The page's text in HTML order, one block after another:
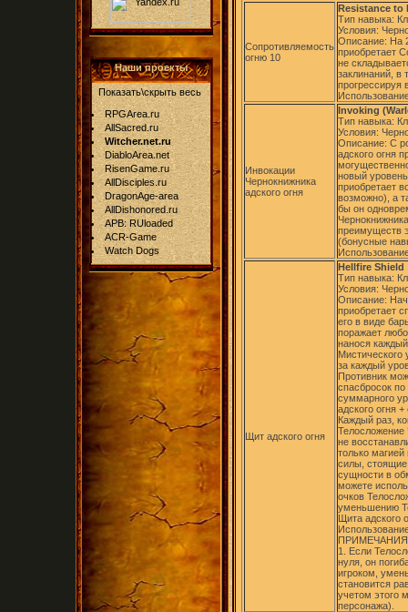
Наши проекты
Показать\скрыть весь
RPGArea.ru
AllSacred.ru
Witcher.net.ru
DiabloArea.net
RisenGame.ru
AllDisciples.ru
DragonAge-area
AllDishonored.ru
APB: RUloaded
ACR-Game
Watch Dogs
Сопротивляемость
огню 10
Resistance to
Тип навыка:
Условия:
Описание: На
приобретает
не
заклинаний, в
прогрессируя
Инвокации
Чернокнижника
адского огня
Invoking
Тип навыка:
Условия:
Описание: С
адского огня
новый
приобретает
возможно), а
бы он
преимуществ
(бонусные
Щит адского огня
Hellfire Shield
Тип навыка:
Условия:
Описание:
приобретает
его в виде
поражает
нанося
Мистического
за каждый
Противник
спасбросок
суммарного
адского огня
Каждый раз,
Телосложение
не
только
силы, стоящие
сущности в
можете
очков
уменьшению
Щита адского
1. Если
нуля, он
игроком,
становится
учетом этого
персонажа).